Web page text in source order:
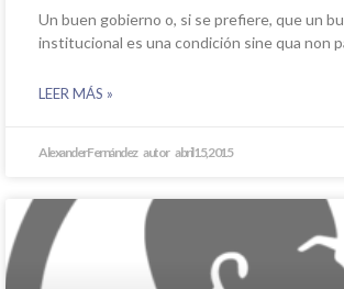
Un buen gobierno o, si se prefiere, que un
institucional es una condición sine qua non
LEER MÁS »
Alexander Fernández abril 15, 2015